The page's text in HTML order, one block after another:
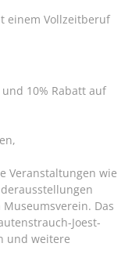
einem Vollzeitberuf
10% Rabatt auf
Veranstaltungen wie
Das
Joest-
und weitere